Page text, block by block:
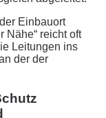
Einbauort
Nähe“ reicht oft
Leitungen ins
der der